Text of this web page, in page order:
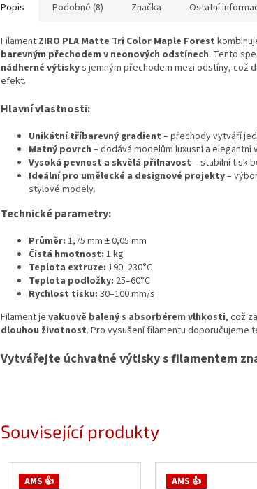
Související produkty
AMS 👍 AMS 👍
Popis Podobné (8) Značka Ostatní
Filament ZIRO PLA Matte Tri Color Maple Forest
barevným přechodem v neonových odstínech. Tento
nádherné výtiskys jemným přechodem mezi odstíny, což
efekt.
Hlavní vlastnosti:
Unikátní tříbarevný gradient – přechody vytváří
Matný povrch – dodává modelům luxusní a elegantní
Vysoká pevnost a skvělá přilnavost – stabilní tisk
Ideální pro umělecké a designové projekty–
stylové modely.
Technické parametry:
Průměr: 1,75 mm ± 0,05 mm
Čistá hmotnost: 1 kg
Teplota extruze: 190–230°C
Teplota podložky: 25–60°C
Rychlost tisku: 30–100 mm/s
Filament je vakuově balený s absorbérem vlhkosti, což
dlouhou životnost. Pro vysušení filamentu doporučujeme
Vytvářejte úchvatné výtisky s filamentem